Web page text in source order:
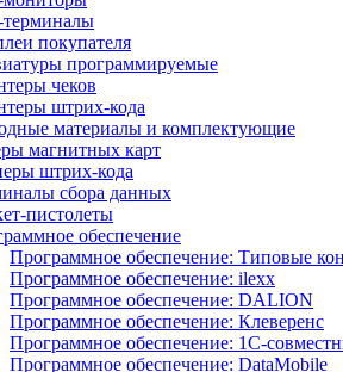
терминалы
покупателя
программируемые
чеков
штрих-кода
материалы и комплектующие
магнитных карт
штрих-кода
сбора данных
пистолеты
обеспечение
Программное обеспечение: Типовые
Программное обеспечение: ilexx
Программное обеспечение: DALION
Программное обеспечение: Клеверенс
Программное обеспечение: 1С-
Программное обеспечение: DataMobile